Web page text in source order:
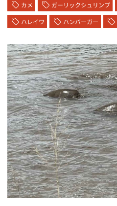
カメ ガーリックシュリンプ
ハレイワ
ハンバーガー